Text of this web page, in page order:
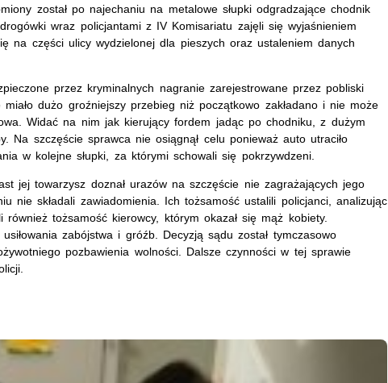
został po najechaniu na metalowe słupki odgradzające chodnik
wraz policjantami z IV Komisariatu zajęli się wyjaśnieniem
na części ulicy wydzielonej dla pieszych oraz ustaleniem danych
przez kryminalnych nagranie zarejestrowane przez pobliski
dużo groźniejszy przebieg niż początkowo zakładano i nie może
Widać na nim jak kierujący fordem jadąc po chodniku, z dużym
Na szczęście sprawca nie osiągnął celu ponieważ auto utraciło
w kolejne słupki, za którymi schowali się pokrzywdzeni.
jej towarzysz doznał urazów na szczęście nie zagrażających jego
nie składali zawiadomienia. Ich tożsamość ustalili policjanci, analizując
również tożsamość kierowcy, którym okazał się mąż kobiety.
zabójstwa i gróźb. Decyzją sądu został tymczasowo
pozbawienia wolności. Dalsze czynności w tej sprawie